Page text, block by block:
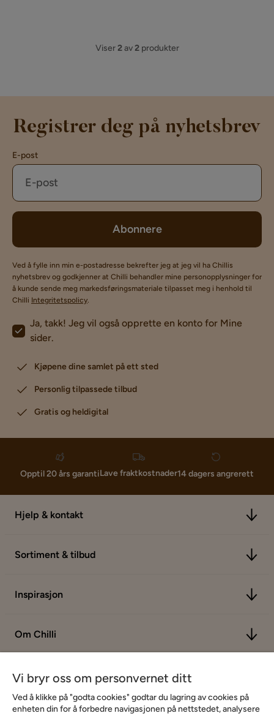
Viser2av2produkter
Registrer deg på nyhetsbrev
E-post
Abonnere
Ved å fylle inn min e-postadresse bekrefter jeg at jeg vil ha Chillis
nyhetsbrev og godkjenner at Chilli behandler mine personopplysninger for
å kunde sende meg markedsføringsmateriale tilpasset meg i henhold til
Chilli Integritetspolicy.
Ja, takk! Jeg vil også opprette en konto for Mine
sider.
Kjøpene dine samlet på ett sted
Personlig tilpassede tilbud
Gratis og heldigital
Opptil 20 års garantiLave fraktkostnader14 dagers angrerett
Hjelp & kontakt
Sortiment & tilbud
Inspirasjon
Om Chilli
Vi bryr oss om personvernet ditt
Ved å klikke på "godta cookies" godtar du lagring av cookies på
enheten din for å forbedre navigasjonen på nettstedet, analysere